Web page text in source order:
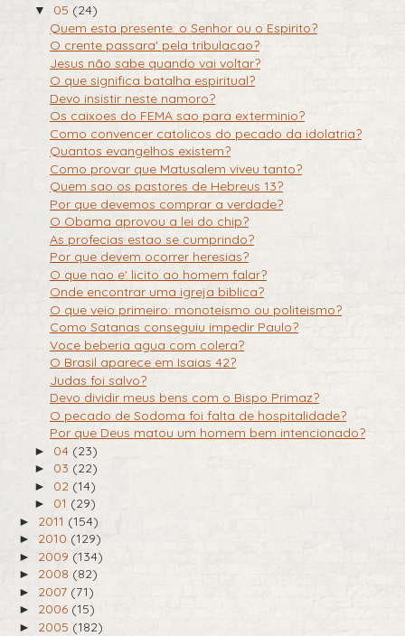
▼ 05 (24)
Quem esta presente: o Senhor ou o Espirito?
O crente passara' pela tribulacao?
Jesus não sabe quando vai voltar?
O que significa batalha espiritual?
Devo insistir neste namoro?
Os caixoes do FEMA sao para exterminio?
Como convencer catolicos do pecado da idolatria?
Quantos evangelhos existem?
Como provar que Matusalem viveu tanto?
Quem sao os pastores de Hebreus 13?
Por que devemos comprar a verdade?
O Obama aprovou a lei do chip?
As profecias estao se cumprindo?
Por que devem ocorrer heresias?
O que nao e' licito ao homem falar?
Onde encontrar uma igreja biblica?
O que veio primeiro: monoteismo ou politeismo?
Como Satanas conseguiu impedir Paulo?
Voce beberia agua com colera?
O Brasil aparece em Isaias 42?
Judas foi salvo?
Devo dividir meus bens com o Bispo Primaz?
O pecado de Sodoma foi falta de hospitalidade?
Por que Deus matou um homem bem intencionado?
► 04 (23)
► 03 (22)
► 02 (14)
► 01 (29)
► 2011 (154)
► 2010 (129)
► 2009 (134)
► 2008 (82)
► 2007 (71)
► 2006 (15)
► 2005 (182)